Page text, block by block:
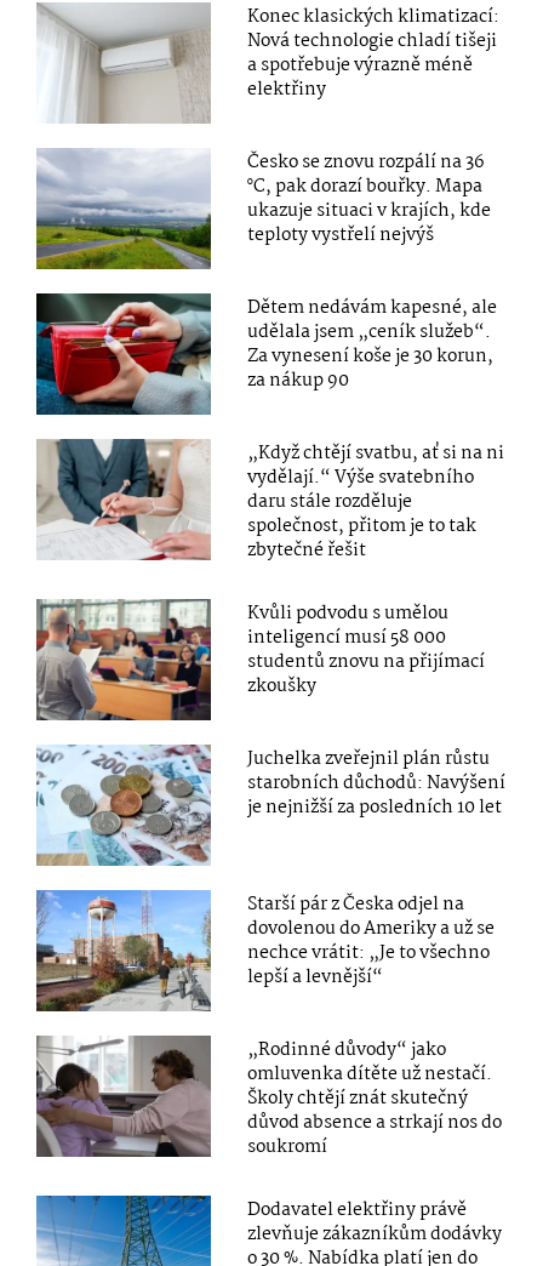
Konec klasických klimatizací:
Nová technologie chladí tišeji
a spotřebuje výrazně méně
elektřiny
Česko se znovu rozpálí na 36
°C, pak dorazí bouřky. Mapa
ukazuje situaci v krajích, kde
teploty vystřelí nejvýš
Dětem nedávám kapesné, ale
udělala jsem „ceník služeb“.
Za vynesení koše je 30 korun,
za nákup 90
„Když chtějí svatbu, ať si na ni
vydělají.“ Výše svatebního
daru stále rozděluje
společnost, přitom je to tak
zbytečné řešit
Kvůli podvodu s umělou
inteligencí musí 58 000
studentů znovu na přijímací
zkoušky
Juchelka zveřejnil plán růstu
starobních důchodů: Navýšení
je nejnižší za posledních 10 let
Starší pár z Česka odjel na
dovolenou do Ameriky a už se
nechce vrátit: „Je to všechno
lepší a levnější“
„Rodinné důvody“ jako
omluvenka dítěte už nestačí.
Školy chtějí znát skutečný
důvod absence a strkají nos do
soukromí
Dodavatel elektřiny právě
zlevňuje zákazníkům dodávky
o 30 %. Nabídka platí jen do